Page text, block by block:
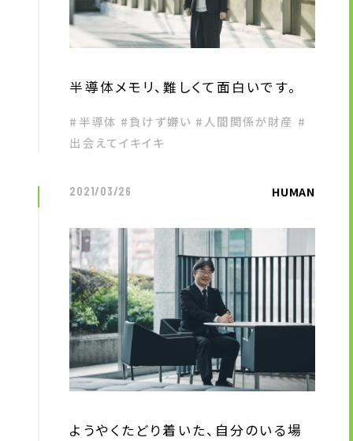
半導体メモリ、難しくて面白いです。
#半導体 #負けず嫌い #人間関係が財産 #
出会えてイキイキ
HUMAN
2021/03/26
ようやくたどり着いた、自分のいる場